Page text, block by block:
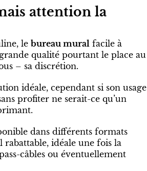
attention la
le bureau mural facile à
qualité pourtant le place au
– sa discrétion.
idéale, cependant si son usage
profiter ne serait-ce qu’un
dans différents formats
rabattable, idéale une fois la
câbles ou éventuellement